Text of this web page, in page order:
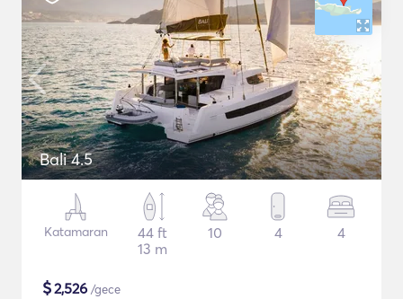
Bali 4.5
Katamaran
44 ft
13 m
10 4 4
$2,526 /gece